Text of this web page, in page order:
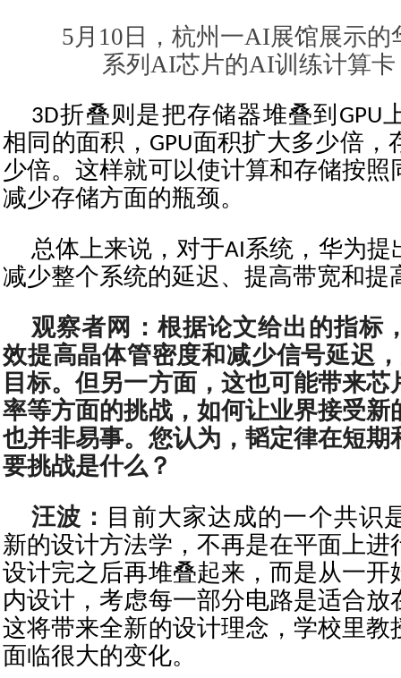
5月10日，杭州一AI展馆展示的
系列AI芯片的AI训练计算卡
3D折叠则是把存储器堆叠到GPU
相同的面积，GPU面积扩大多少倍，
少倍。这样就可以使计算和存储按照
减少存储方面的瓶颈。
总体上来说，对于AI系统，华为提
减少整个系统的延迟、提高带宽和提
观察者网：根据论文给出的指标
效提高晶体管密度和减少信号延迟
目标。但另一方面，这也可能带来
率等方面的挑战，如何让业界接受新
也并非易事。您认为，韬定律在短期
要挑战是什么？
汪波：
目前大家达成的一个共识
新的设计方法学，不再是在平面上进
设计完之后再堆叠起来，而是从一开
内设计，考虑每一部分电路是适合放
这将带来全新的设计理念，学校里教
面临很大的变化。